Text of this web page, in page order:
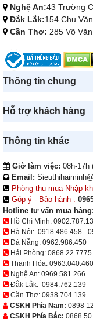
Nghệ An:43 Trường
Đắk Lắk:154 Chu
Cần Thơ: 285 Võ
Thông tin chung
Hỗ trợ khách hàng
Thông tin khác
Giờ làm việc: 08h-
Email:
Phòng thu mua-Nhập
Góp ý - Bảo hành :
Hotline tư vấn mua hàng:
Hồ Chí Minh:
Hà Nội: 0918.486.458 -
Đà Nẵng: 0962.986.450
Hải Phòng: 0868.22.7775
Thanh Hóa: 0963.040.460
Nghệ An: 0969.581.266
Đắk Lắk: 0984.762.139
Cần Thơ: 0938 704 139
CSKH Phía Nam: 0898
CSKH Phía Bắc: 0868 50